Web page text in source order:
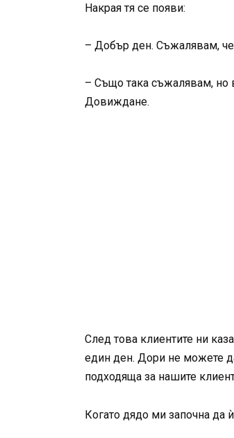
Накрая тя се появи:
– Добър ден. Съжалявам, че
– Също така съжалявам, но
Довиждане.
След това клиентите ни
един ден. Дори не можете
подходяща за нашите
Когато дядо ми започна да